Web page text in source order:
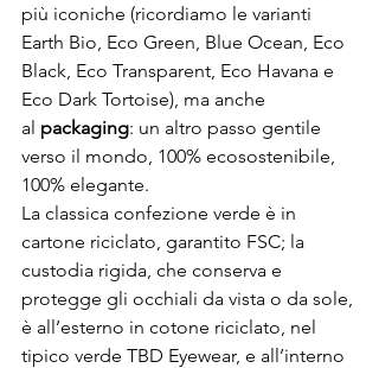
più iconiche (ricordiamo le varianti
Earth Bio, Eco Green, Blue Ocean, Eco
Black, Eco Transparent, Eco Havana e
Eco Dark Tortoise), ma anche
al packaging: un altro passo gentile
verso il mondo, 100% ecosostenibile,
100% elegante.
La classica confezione verde è in
cartone riciclato, garantito FSC; la
custodia rigida, che conserva e
protegge gli occhiali da vista o da sole,
è all’esterno in cotone riciclato, nel
tipico verde TBD Eyewear, e all’interno